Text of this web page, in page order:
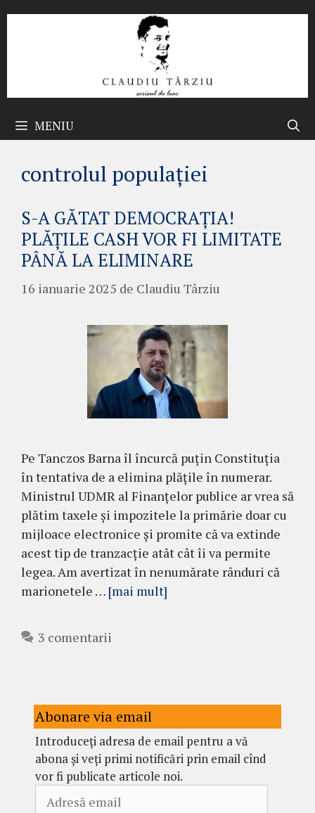
MENIU
controlul populației
S-A GĂTAT DEMOCRAȚIA!
PLĂȚILE CASH VOR FI LIMITATE
PÂNĂ LA ELIMINARE
16 ianuarie 2025 de Claudiu Târziu
Pe Tanczos Barna îl încurcă puțin Constituția
în tentativa de a elimina plățile în numerar.
Ministrul UDMR al Finanțelor publice ar vrea să
plătim taxele și impozitele la primărie doar cu
mijloace electronice și promite că va extinde
acest tip de tranzacție atât cât îi va permite
legea. Am avertizat în nenumărate rânduri că
marionetele … [mai mult]
3 comentarii
Abonare via email
Introduceți adresa de email pentru a vă
abona și veți primi notificări prin email cînd
vor fi publicate articole noi.